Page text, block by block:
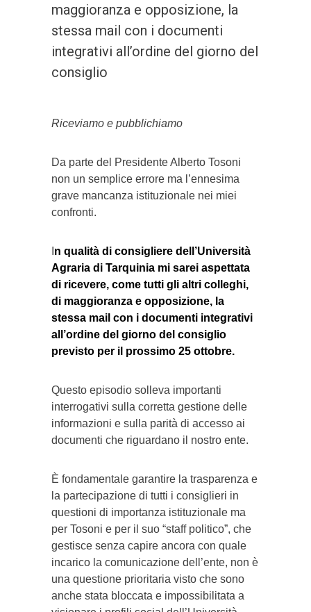
maggioranza e opposizione, la
stessa mail con i documenti
integrativi all’ordine del giorno del
consiglio
Riceviamo e pubblichiamo
Da parte del Presidente Alberto Tosoni
non un semplice errore ma l’ennesima
grave mancanza istituzionale nei miei
confronti.
n qualità di consigliere dell’Università
Agraria di Tarquinia mi sarei aspettata
di ricevere, come tutti gli altri colleghi,
di maggioranza e opposizione, la
stessa mail con i documenti integrativi
all’ordine del giorno del consiglio
previsto per il prossimo 25 ottobre.
Questo episodio solleva importanti
interrogativi sulla corretta gestione delle
informazioni e sulla parità di accesso ai
documenti che riguardano il nostro ente.
È fondamentale garantire la trasparenza e
la partecipazione di tutti i consiglieri in
questioni di importanza istituzionale ma
per Tosoni e per il suo “staff politico”, che
gestisce senza capire ancora con quale
incarico la comunicazione dell’ente, non è
una questione prioritaria visto che sono
anche stata bloccata e impossibilitata a